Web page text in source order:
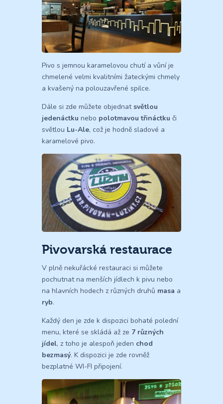
Pivo s jemnou karamelovou chutí a vůní je
chmelené velmi kvalitními žateckými chmely
a kvašený na polouzavřené spilce.
Dále si zde můžete objednat světlou
jedenáctku nebo polotmavou třináctku či
světlou Lu-Ale, což je hodně sladové a
karamelové pivo.
Pivovarská restaurace
V plně nekuřácké restauraci si můžete
pochutnat na menších jídlech k pivu nebo
na hlavních hodech z různých druhů masa a
ryb.
Každý den je zde k dispozici bohaté polední
menu, které se skládá až ze 7 různých
jídel, z toho je alespoň jeden chod
bezmasý. K dispozici je zde rovněž
bezplatné WI-FI připojení.